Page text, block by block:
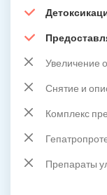
Увеличение
Снятие и
Комплекс
Препараты